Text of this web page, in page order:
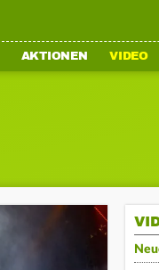
AKTIONEN VIDEO